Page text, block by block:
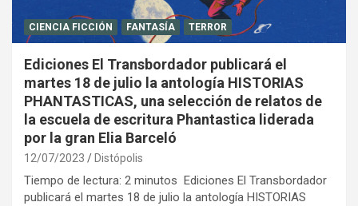
CIENCIA FICCIÓN FANTASÍA TERROR
Ediciones El Transbordador publicará el
martes 18 de julio la antología HISTORIAS
PHANTASTICAS, una selección de relatos de
la escuela de escritura Phantastica liderada
por la gran Elia Barceló
12/07/2023 Distópolis
Tiempo de lectura: 2 minutos Ediciones El Transbordador
publicará el martes 18 de julio la antología HISTORIAS